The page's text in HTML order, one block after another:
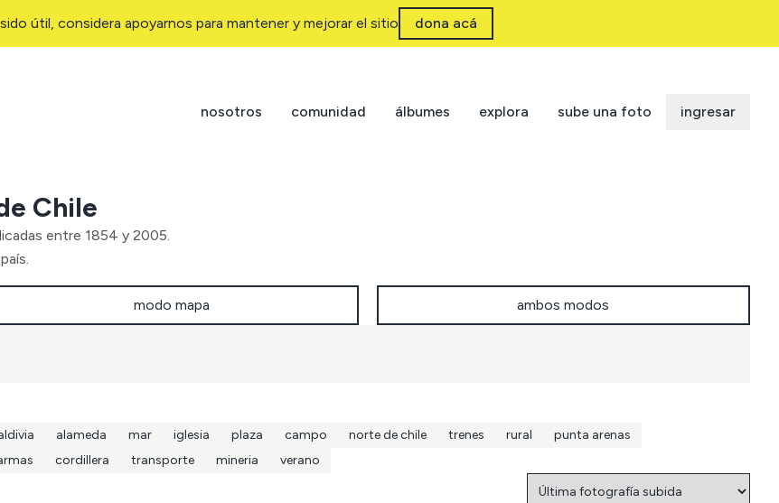
útil, considera apoyarnos para mantener y mejorar el sitio dona acá
nosotros comunidad álbumes explora sube una foto ingresar
Chile
entre 1854 y 2005.
modo mapa ambos modos
alameda mar iglesia plaza campo norte de chile trenes rural
punta arenas
cordillera transporte mineria verano